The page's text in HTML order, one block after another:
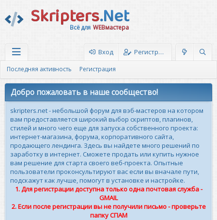
Skripters.Net
Всё для WEBмастера
Вход Регистрация
Последняя активность Регистрация
Добро пожаловать в наше сообщество!
skripters.net - небольшой форум для вэб-мастеров на котором
вам предоставляется широкий выбор скриптов, плагинов,
стилей и много чего еще для запуска собственного проекта:
интернет-магазина, форума, корпоративного сайта,
продающего лендинга. Здесь вы найдете много решений по
заработку в интернет. Сможете продать или купить нужное
вам решение для старта своего веб-проекта. Опытные
пользователи проконсультируют вас если вы вначале пути,
подскажут как лучше, помогут в установке и настройке.
1. Для регистрации доступна только одна почтовая служба -
GMAIL
2. Если после регистрации вы не получили письмо - проверьте
папку СПАМ